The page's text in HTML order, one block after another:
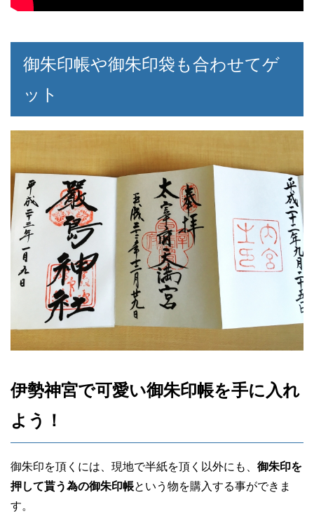
御朱印帳や御朱印袋も合わせてゲ
ット
伊勢神宮で可愛い御朱印帳を手に入れ
よう！
御朱印を頂くには、現地で半紙を頂く以外にも、 御朱印を
押して貰う為の御朱印帳という物を購入する事ができま
す。